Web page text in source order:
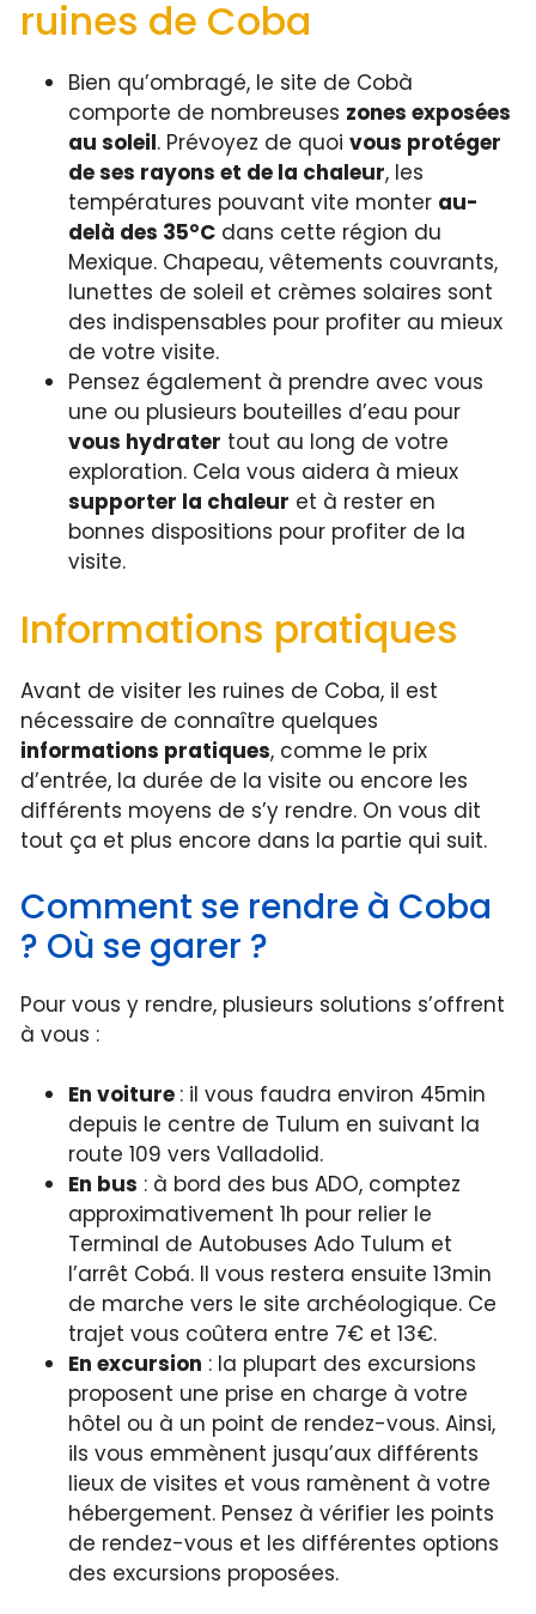
ruines de Coba
Bien qu’ombragé, le site de Cobà
comporte de nombreuses zones exposées
au soleil. Prévoyez de quoivous protéger
de ses rayons et de la chaleur, les
températures pouvant vite monter au-
delà des 35°C dans cette région du
Mexique. Chapeau, vêtements couvrants,
lunettes de soleil et crèmes solaires sont
des indispensables pour profiter au mieux
de votre visite.
Pensez également à prendre avec vous
une ou plusieurs bouteilles d’eau pour
vous hydrater tout au long de votre
exploration. Cela vous aidera à mieux
supporter la chaleur et à rester en
bonnes dispositions pour profiter de la
visite.
Informations pratiques
Avant de visiter les ruines de Coba, il est
nécessaire de connaître quelques
informations pratiques, comme le prix
d’entrée, la durée de la visite ou encore les
différents moyens de s’y rendre. On vous dit
tout ça et plus encore dans la partie qui suit.
Comment se rendre à Coba
? Où se garer ?
Pour vous y rendre, plusieurs solutions s’offrent
à vous :
En voiture : il vous faudra environ 45min
depuis le centre de Tulum en suivant la
route 109 vers Valladolid.
En bus : à bord des bus ADO, comptez
approximativement 1h pour relier le
Terminal de Autobuses Ado Tulum et
l’arrêt Cobá. Il vous restera ensuite 13min
de marche vers le site archéologique. Ce
trajet vous coûtera entre 7€ et 13€.
En excursion : la plupart des excursions
proposent une prise en charge à votre
hôtel ou à un point de rendez-vous. Ainsi,
ils vous emmènent jusqu’aux différents
lieux de visites et vous ramènent à votre
hébergement. Pensez à vérifier les points
de rendez-vous et les différentes options
des excursions proposées.